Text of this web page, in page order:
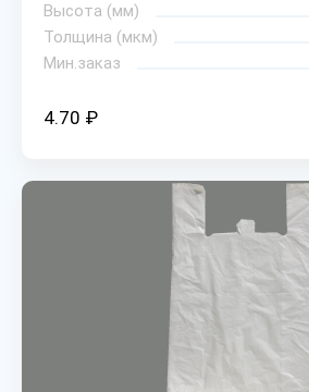
Высота (мм)
Толщина (мкм)
Мин.заказ
4.70 ₽